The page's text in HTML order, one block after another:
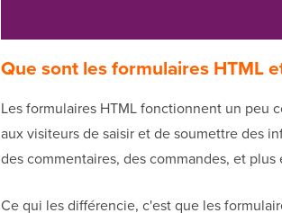
Que sont les formulaires HTML
Les formulaires HTML fonctionnent un peu
aux visiteurs de saisir et de soumettre des
des commentaires, des commandes, et plus
Ce qui les différencie, c'est que les